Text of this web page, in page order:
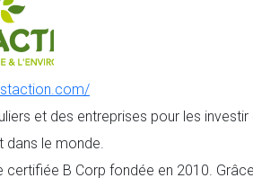
et des entreprises pour les
dans le monde.
B Corp fondée en 2010.